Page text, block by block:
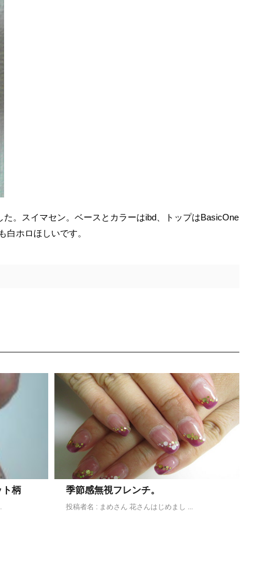
。スイマセン。ベースとカラーはibd、トップはBasicOne
白ホロほしいです。
ト柄 季節感無視フレンチ。
投稿者名 : まめさん 花さんはじめまし ...